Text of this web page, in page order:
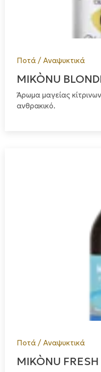
Ποτά / Αναψυκτικά
MIKÒNU
Άρωμα μαγείας
ανθρακικό.
Ποτά / Αναψυκτικά
MIKÒNU